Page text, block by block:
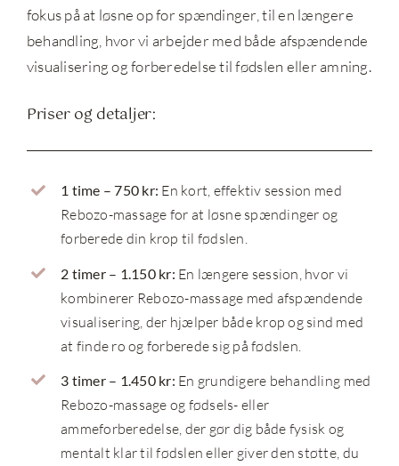
fokus på at løsne op for spændinger, til en længere
behandling, hvor vi arbejder med både afspændende
visualisering og forberedelse til fødslen eller amning.
Priser og detaljer:
1 time – 750 kr: En kort, effektiv session med
Rebozo-massage for at løsne spændinger og
forberede din krop til fødslen.
2 timer – 1.150 kr: En længere session, hvor vi
kombinerer Rebozo-massage med afspændende
visualisering, der hjælper både krop og sind med
at finde ro og forberede sig på fødslen.
3 timer – 1.450 kr: En grundigere behandling med
Rebozo-massage og fødsels- eller
ammeforberedelse, der gør dig både fysisk og
mentalt klar til fødslen eller giver den støtte, du